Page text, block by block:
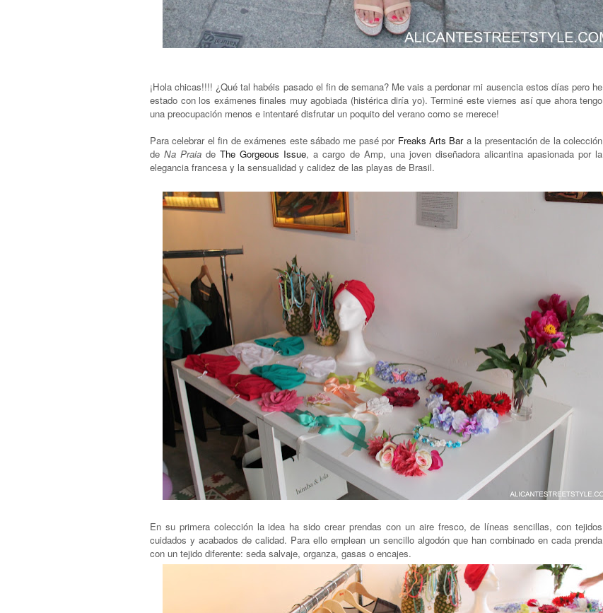
¡Hola chicas!!!! ¿Qué tal habéis pasado el fin de semana? Me vais a perdonar mi ausencia estos días pero he
estado con los exámenes finales muy agobiada (histérica diría yo). Terminé este viernes así que ahora tengo
una preocupación menos e intentaré disfrutar un poquito del verano como se merece!
Para celebrar el fin de exámenes este sábado me pasé por Freaks Arts Bara la presentación de la colección
deNa Praia deThe Gorgeous Issue, a cargo de Amp, una joven diseñadora alicantina apasionada por la
elegancia francesa y la sensualidad y calidez de las playas de Brasil.
En su primera colección la idea ha sido crear prendas con un aire fresco, de líneas sencillas, con tejidos
cuidados y acabados de calidad. Para ello emplean un sencillo algodón que han combinado en cada prenda
con un tejido diferente: seda salvaje, organza, gasas o encajes.